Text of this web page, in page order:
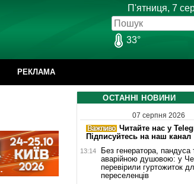
П'ятниця, 7
33°
РЕКЛАМА
ОСТАННІ НОВИНИ
07 серпня 2026
Читайте нас у
Підписуйтесь на наш канал
13:14
Без генератора, пандуса
аварійною душовою: у
перевірили гуртожиток
переселенців